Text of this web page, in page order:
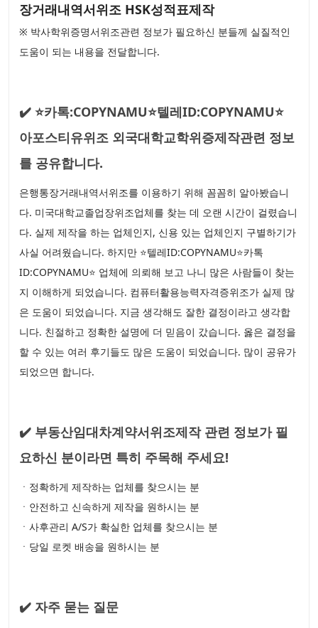
장거래내역서위조 HSK성적표제작
※ 박사학위증명서위조관련 정보가 필요하신 분들께 실질적인
도움이 되는 내용을 전달합니다.
✔️ ⭐카톡:COPYNAMU⭐텔레ID:COPYNAMU⭐
아포스티유위조 외국대학교학위증제작관련 정보
를 공유합니다.
은행통장거래내역서위조를 이용하기 위해 꼼꼼히 알아봤습니
다. 미국대학교졸업장위조업체를 찾는 데 오랜 시간이 걸렸습니
다. 실제 제작을 하는 업체인지, 신용 있는 업체인지 구별하기가
사실 어려웠습니다. 하지만 ⭐텔레ID:COPYNAMU⭐카톡
ID:COPYNAMU⭐ 업체에 의뢰해 보고 나니 많은 사람들이 찾는
지 이해하게 되었습니다. 컴퓨터활용능력자격증위조가 실제 많
은 도움이 되었습니다. 지금 생각해도 잘한 결정이라고 생각합
니다. 친절하고 정확한 설명에 더 믿음이 갔습니다. 옳은 결정을
할 수 있는 여러 후기들도 많은 도움이 되었습니다. 많이 공유가
되었으면 합니다.
✔️ 부동산임대차계약서위조제작 관련 정보가 필
요하신 분이라면 특히 주목해 주세요!
ㆍ정확하게 제작하는 업체를 찾으시는 분
ㆍ안전하고 신속하게 제작을 원하시는 분
ㆍ사후관리 A/S가 확실한 업체를 찾으시는 분
ㆍ당일 로켓 배송을 원하시는 분
✔️ 자주 묻는 질문